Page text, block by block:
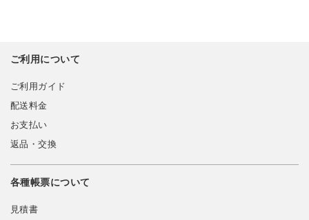
ご利用について
ご利用ガイド
配送料金
お支払い
返品・交換
各種帳票について
見積書